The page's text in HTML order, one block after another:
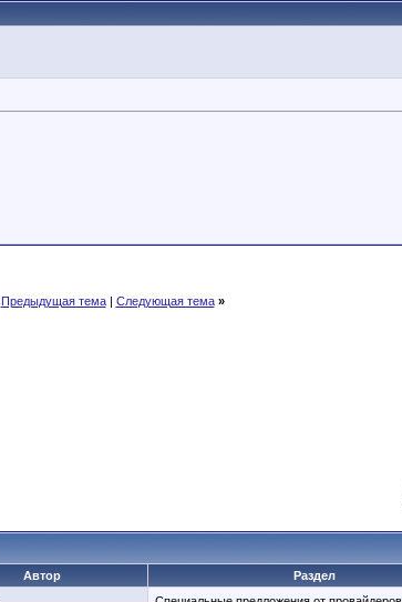
Предыдущая тема| Следующая тема »
Автор Раздел